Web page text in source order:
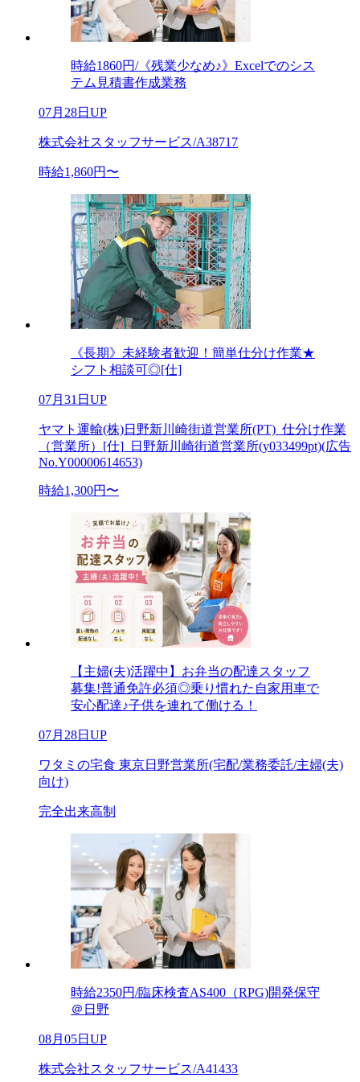
時給1860円/《残業少なめ♪》Excelでのシス
テム見積書作成業務
07月28日UP
株式会社スタッフサービス/A38717
時給1,860円〜
《長期》未経験者歓迎！簡単仕分け作業★
シフト相談可◎[仕]
07月31日UP
ヤマト運輸(株)日野新川崎街道営業所(PT)_仕分け作業
（営業所）[仕]_日野新川崎街道営業所(y033499pt)(広告
No.Y00000614653)
時給1,300円〜
【主婦(夫)活躍中】お弁当の配達スタッフ
募集!普通免許必須◎乗り慣れた自家用車で
安心配達♪子供を連れて働ける！
07月28日UP
ワタミの宅食 東京日野営業所(宅配/業務委託/主婦(夫)
向け)
完全出来高制
時給2350円/臨床検査AS400（RPG)開発保守
＠日野
08月05日UP
株式会社スタッフサービス/A41433